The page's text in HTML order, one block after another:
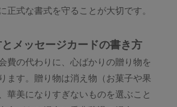
正式な書式を守ることが大切です。
メッセージカードの書き方
費の代わりに、心ばかりの贈り物を
ます。贈り物は消え物（お菓子や果
華美になりすぎないものを選ぶこと